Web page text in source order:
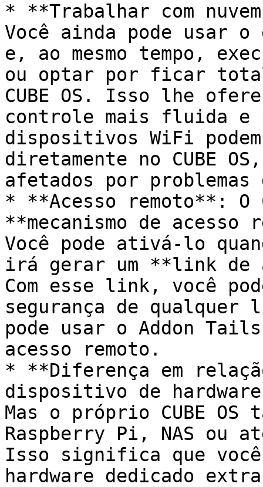
* **Trabalhar com
Você ainda pode usar o
e, ao mesmo tempo,
ou optar por ficar
CUBE OS. Isso lhe
controle mais fluida e
dispositivos WiFi
diretamente no CUBE
afetados por
* **Acesso remoto**: O
**mecanismo de
Você pode ativá-lo
irá gerar um **link de
Com esse link, você
segurança de qualquer
pode usar o Addon
acesso remoto.
* **Diferença em
dispositivo de
Mas o próprio CUBE OS
Raspberry Pi, NAS ou
Isso significa que
hardware dedicado